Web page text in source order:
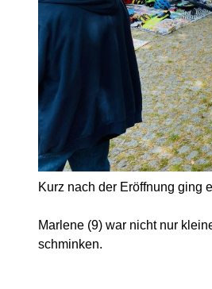
Kurz nach der Eröffnung ging
Marlene (9) war nicht nur
schminken.